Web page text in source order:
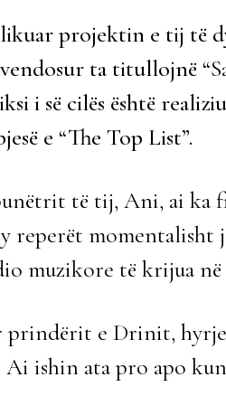
projektin e tij të
ta titullojnë “
i së cilës është
e “The Top List”.
të tij, Ani, ai ka
reperët momentalisht
muzikore të krijua në
e Drinit,
Ai ishin ata pro apo